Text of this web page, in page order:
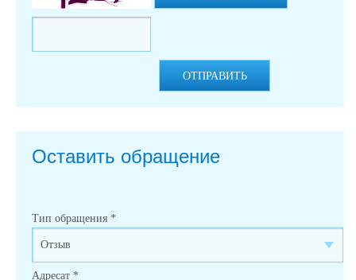
ОТПРАВИТЬ
Оставить обращение
Тип обращения *
Адресат *